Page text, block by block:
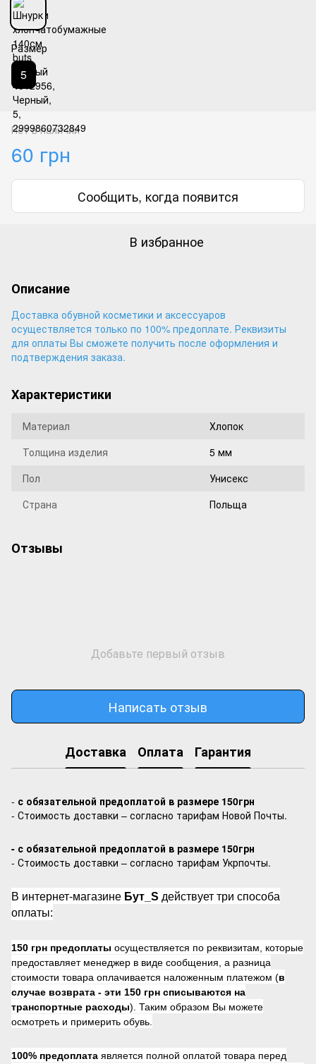
Размер
5
Нет в наличии
60 грн
Сообщить, когда появится
В избранное
Описание
Доставка обувной косметики и аксессуаров
осуществляется только по 100% предоплате. Реквизиты
для оплаты Вы сможете получить после оформления и
подтверждения заказа.
Характеристики
Материал
Хлопок
Толщина изделия
5 мм
Пол
Унисекс
Страна
Польща
Отзывы
Добавьте первый отзыв
Написать отзыв
Доставка Оплата Гарантия
- с обязательной предоплатой в размере 150грн
- Стоимость доставки – согласно тарифам Новой Почты.
- с обязательной предоплатой в размере 150грн
- Стоимость доставки – согласно тарифам Укрпочты.
В интернет-магазине Бут_S действует три способа
оплаты:
150 грн предоплаты осуществляется по реквизитам, которые
предоставляет менеджер в виде сообщения, а разница
стоимости товара оплачивается наложенным платежом (в
случае возврата - эти 150 грн списываются на
транспортные расходы). Таким образом Вы можете
осмотреть и примерить обувь.
100% предоплата является полной оплатой товара перед